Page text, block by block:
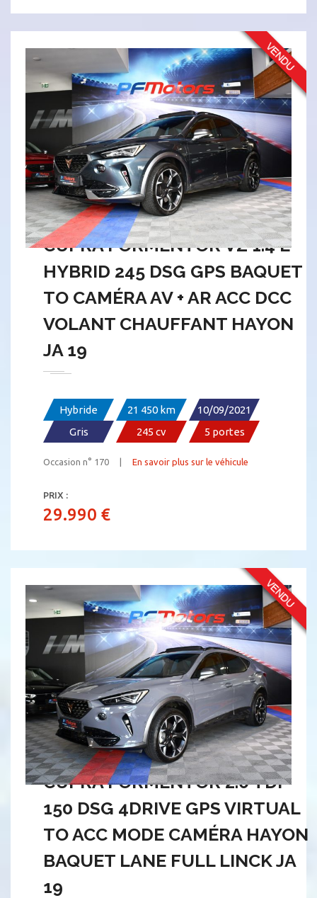
CUPRA FORMENTOR VZ 1.4 E
HYBRID 245 DSG GPS BAQUET
TO CAMÉRA AV + AR ACC DCC
VOLANT CHAUFFANT HAYON
JA 19
Hybride 21 450 km
10/09/2021
Gris
245 cv 5 portes
Occasion n° 170 | En savoir plus sur le véhicule
PRIX :
29.990 €
CUPRA FORMENTOR 2.0 TDI
150 DSG 4DRIVE GPS VIRTUAL
TO ACC MODE CAMÉRA HAYON
BAQUET LANE FULL LINCK JA
19